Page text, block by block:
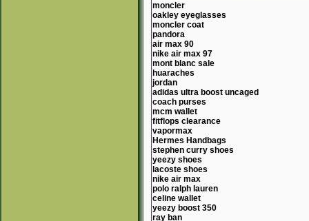
moncler
oakley eyeglasses
moncler coat
pandora
air max 90
nike air max 97
mont blanc sale
huaraches
jordan
adidas ultra boost uncaged
coach purses
mcm wallet
fitflops clearance
vapormax
Hermes Handbags
stephen curry shoes
yeezy shoes
lacoste shoes
nike air max
polo ralph lauren
celine wallet
yeezy boost 350
ray ban